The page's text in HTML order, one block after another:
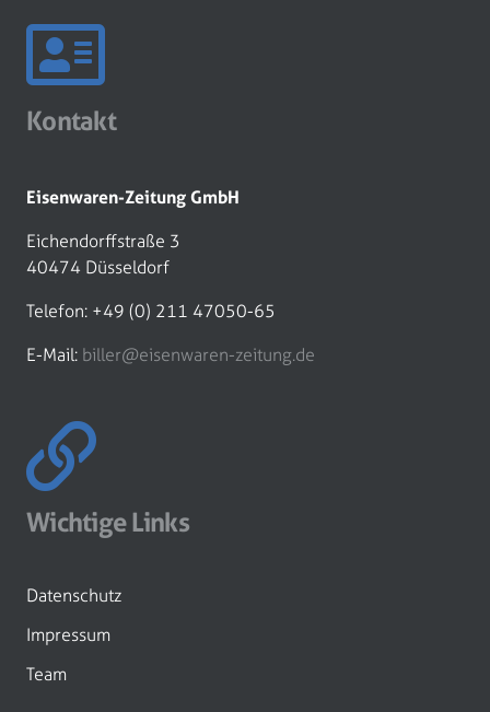
Kontakt
Eisenwaren-Zeitung GmbH
Eichendorffstraße 3
40474 Düsseldorf
Telefon: +49 (0) 211 47050-65
E-Mail: biller@eisenwaren-zeitung.de
Wichtige Links
Datenschutz
Impressum
Team